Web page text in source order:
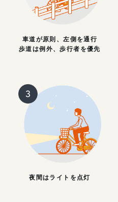
車道が原則、左側を通行
歩道は例外、歩行者を優先
夜間はライトを点灯